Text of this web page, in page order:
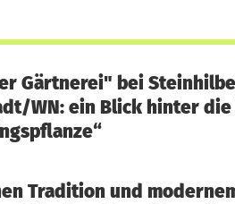
Gärtnerei" bei
WN: ein Blick hinter
Tradition und